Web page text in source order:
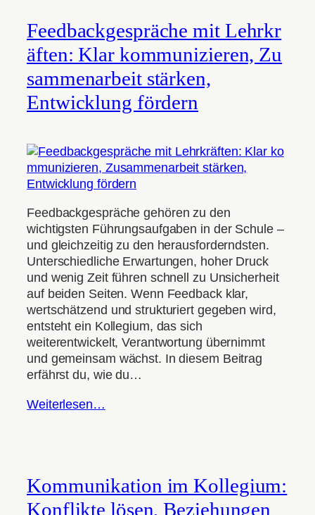
Feedbackgespräche mit Lehrkr
äften: Klar kommunizieren, Zu
sammenarbeit stärken,
Entwicklung fördern
Feedbackgespräche gehören zu den
wichtigsten Führungsaufgaben in der Schule –
und gleichzeitig zu den herausforderndsten.
Unterschiedliche Erwartungen, hoher Druck
und wenig Zeit führen schnell zu Unsicherheit
auf beiden Seiten. Wenn Feedback klar,
wertschätzend und strukturiert gegeben wird,
entsteht ein Kollegium, das sich
weiterentwickelt, Verantwortung übernimmt
und gemeinsam wächst. In diesem Beitrag
erfährst du, wie du…
Weiterlesen…
Kommunikation im Kollegium:
Konflikte lösen, Beziehungen